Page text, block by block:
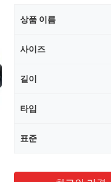
상품 이름
사이즈
길이
타입
표준